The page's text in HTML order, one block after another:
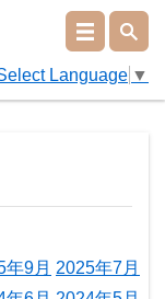
Language ▼
年9月 2025年7月